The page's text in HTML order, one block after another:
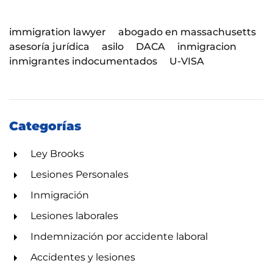
immigration lawyer
abogado en massachusetts
asesoría jurídica
asilo DACA
inmigracion
inmigrantes indocumentados
U-VISA
Categorías
Ley Brooks
Lesiones Personales
Inmigración
Lesiones laborales
Indemnización por accidente laboral
Accidentes y lesiones